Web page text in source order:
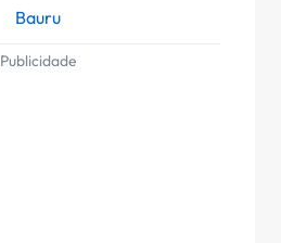
Bauru
Publicidade